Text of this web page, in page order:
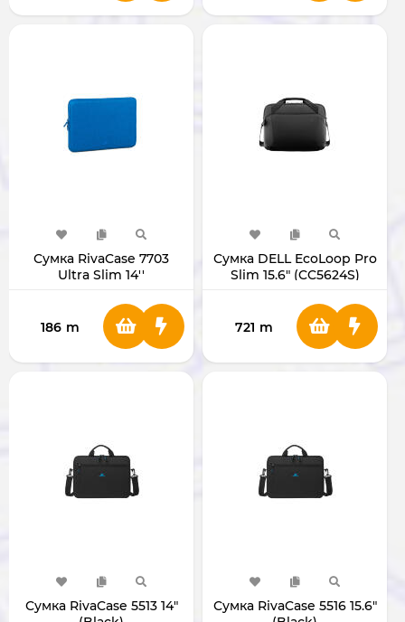
Сумка RivaCase 7703
Ultra Slim 14''
186 m
Сумка DELL EcoLoop Pro
Slim 15.6" (CC5624S)
721 m
Сумка RivaCase 5513 14"
Сумка RivaCase 5516 15.6"